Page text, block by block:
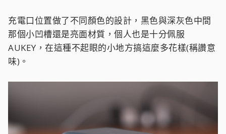
充電口位置做了不同顏色的設計，黑色與深灰色中間
那個小凹槽還是亮面材質，個人也是十分佩服
AUKEY，在這種不起眼的小地方搞這麼多花樣(稱讚意
味)。